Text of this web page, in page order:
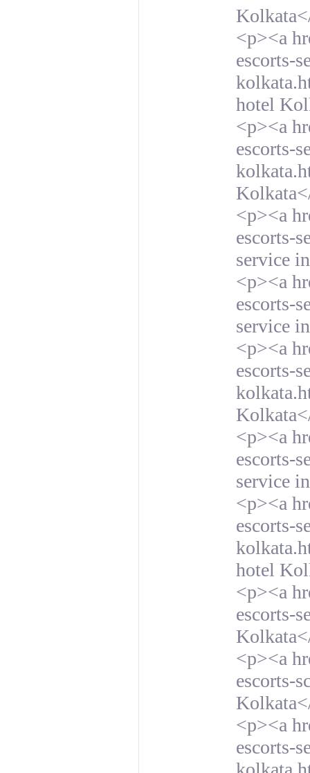
<p><a
escorts-
hotel
<p><a
escorts-
<p><a
escorts-
service
<p><a
escorts-
service
<p><a
escorts-
<p><a
escorts-
service
<p><a
escorts-
hotel
<p><a
escorts-
<p><a
escorts-
<p><a
escorts-